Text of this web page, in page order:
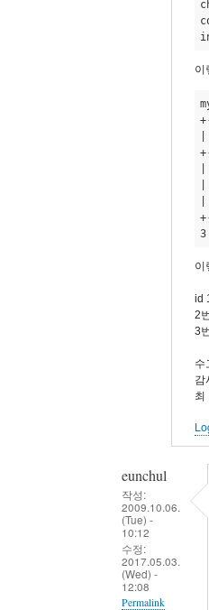
이
+
+
+
이
id
2
3
수
감
최
eunchul
작성:
2009.10.06.
(Tue) -
10:12
수정:
2017.05.03.
(Wed) -
12:08
Permalink